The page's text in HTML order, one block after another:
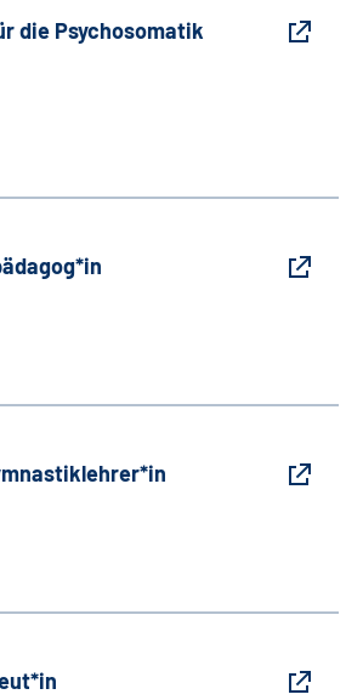
die Psychosomatik